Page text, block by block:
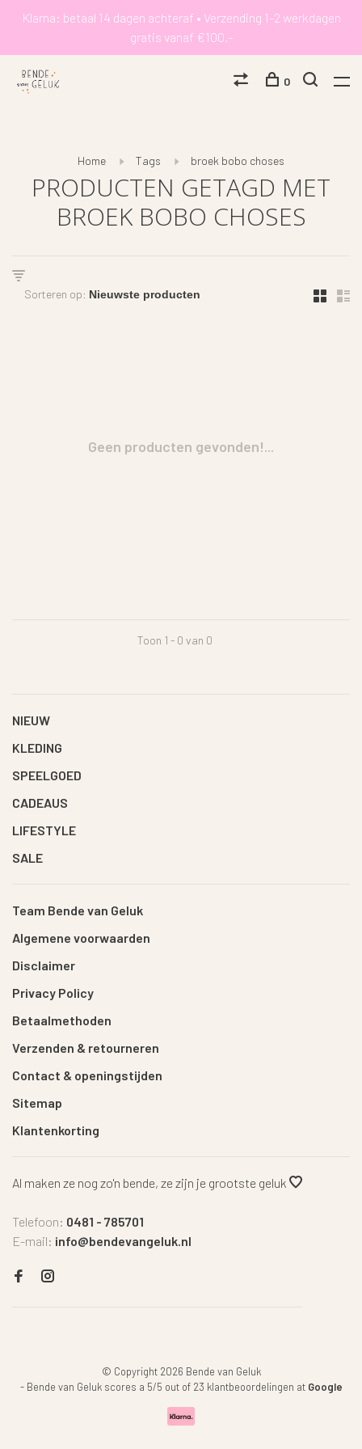
Klarna: betaal 14 dagen achteraf • Verzending 1-2 werkdagen
gratis vanaf €100,-
0
Home Tags broek bobo choses
PRODUCTEN GETAGD MET
BROEK BOBO CHOSES
Sorteren op:
Geen producten gevonden!...
Toon 1 - 0 van 0
NIEUW
KLEDING
SPEELGOED
CADEAUS
LIFESTYLE
SALE
Team Bende van Geluk
Algemene voorwaarden
Disclaimer
Privacy Policy
Betaalmethoden
Verzenden & retourneren
Contact & openingstijden
Sitemap
Klantenkorting
Al maken ze nog zo'n bende, ze zijn je grootste geluk
Telefoon: 0481 - 785701
E-mail: info@bendevangeluk.nl
© Copyright 2026 Bende van Geluk
- Bende van Geluk scores a 5/5 out of 23 klantbeoordelingen at Google